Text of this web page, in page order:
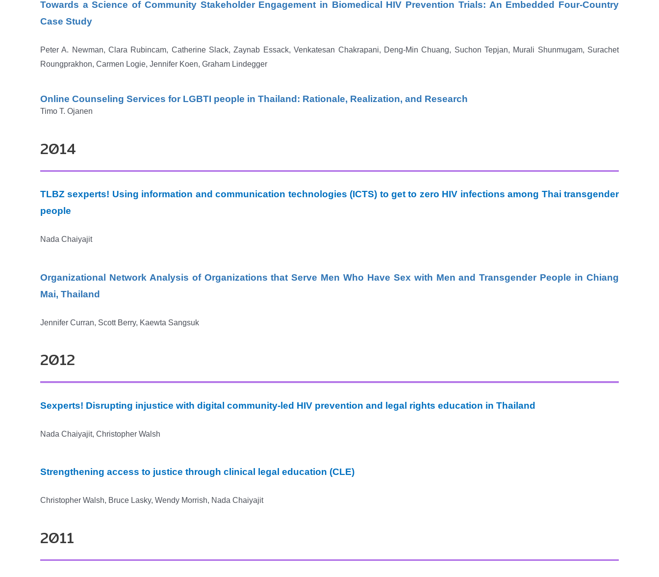
Towards a Science of Community Stakeholder Engagement in Biomedical HIV Prevention Trials: An Embedded Four-Country
Case Study
Peter A. Newman, Clara Rubincam, Catherine Slack, Zaynab Essack, Venkatesan Chakrapani, Deng-Min Chuang, Suchon Tepjan, Murali Shunmugam, Surachet
Roungprakhon, Carmen Logie, Jennifer Koen, Graham Lindegger
Online Counseling Services for LGBTI people in Thailand: Rationale, Realization, and Research
Timo T. Ojanen
2014
TLBZ sexperts! Using information and communication technologies (ICTS) to get to zero HIV infections among Thai transgender
people
Nada Chaiyajit
Organizational Network Analysis of Organizations that Serve Men Who Have Sex with Men and Transgender People in Chiang
Mai, Thailand
Jennifer Curran, Scott Berry, Kaewta Sangsuk
2012
Sexperts! Disrupting injustice with digital community-led HIV prevention and legal rights education in Thailand
Nada Chaiyajit, Christopher Walsh
Strengthening access to justice through clinical legal education (CLE)
Christopher Walsh, Bruce Lasky, Wendy Morrish, Nada Chaiyajit
2011